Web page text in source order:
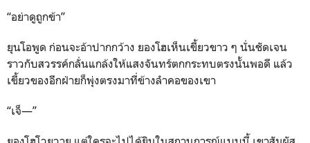
“อย่าดูถูกข้า”
ยุนโอพูด ก่อนจะอ้าปากกว้าง ยองโฮเห็นเขี้ยวขาว ๆ นั่นชัดเจน
ราวกับสวรรค์กลั่นแกล้งให้แสงจันทร์ตกกระทบตรงนั้นพอดี แล้ว
เขี้ยวของอีกฝ่ายก็พุ่งตรงมาที่ข้างลำคอของเขา
“เจ็—”